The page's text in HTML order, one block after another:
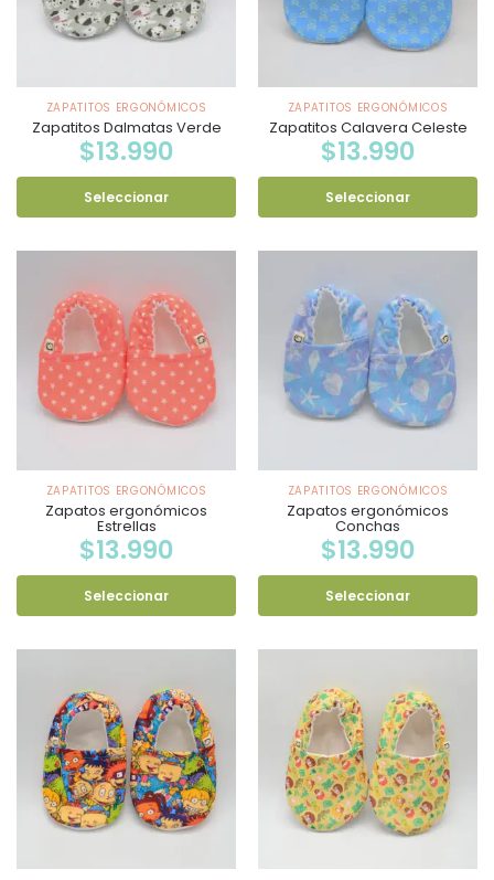
ZAPATITOS ERGONÓMICOS
Zapatitos Dalmatas Verde
$13.990
Seleccionar
ZAPATITOS ERGONÓMICOS
Zapatitos Calavera Celeste
$13.990
Seleccionar
ZAPATITOS ERGONÓMICOS
Zapatos ergonómicos
Estrellas
$13.990
Seleccionar
ZAPATITOS ERGONÓMICOS
Zapatos ergonómicos
Conchas
$13.990
Seleccionar